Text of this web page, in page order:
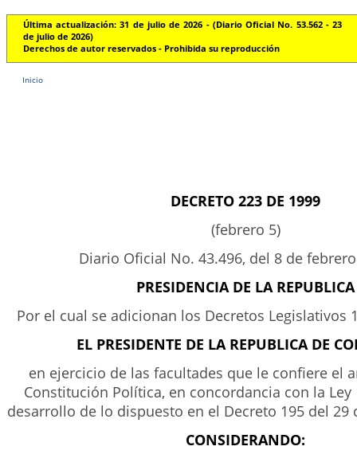
Última actualización: 31 de julio de 2026 - (Diario Oficial No. 53.562 - 23
de julio de 2026)
Derechos de autor reservados - Prohibida su reproducción
Inicio
DECRETO 223 DE 1999
(febrero 5)
Diario Oficial No. 43.496, del 8 de
PRESIDENCIA DE LA REPUBLICA
Por el cual se adicionan los Decretos Legislativos
EL PRESIDENTE DE LA REPUBLICA DE
en ejercicio de las facultades que le confiere el
Constitución Política, en concordancia con la Ley
desarrollo de lo dispuesto en el Decreto 195 del 29
CONSIDERANDO: